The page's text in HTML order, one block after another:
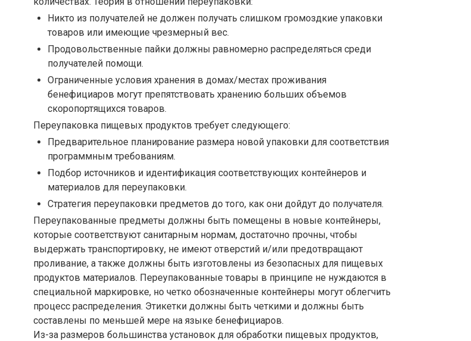
Никто из получателей не должен получать слишком громоздкие упаковки
товаров или имеющие чрезмерный вес.
Продовольственные пайки должны равномерно распределяться среди
получателей помощи.
Ограниченные условия хранения в домах/местах проживания
бенефициаров могут препятствовать хранению больших объемов
скоропортящихся товаров.
Переупаковка пищевых продуктов требует следующего:
Предварительное планирование размера новой упаковки для соответствия
программным требованиям.
Подбор источников и идентификация соответствующих контейнеров и
материалов для переупаковки.
Стратегия переупаковки предметов до того, как они дойдут до получателя.
Переупакованные предметы должны быть помещены в новые контейнеры,
которые соответствуют санитарным нормам, достаточно прочны, чтобы
выдержать транспортировку, не имеют отверстий и/или предотвращают
проливание, а также должны быть изготовлены из безопасных для пищевых
продуктов материалов. Переупакованные товары в принципе не нуждаются в
специальной маркировке, но четко обозначенные контейнеры могут облегчить
процесс распределения. Этикетки должны быть четкими и должны быть
составлены по меньшей мере на языке бенефициаров.
Из-за размеров большинства установок для обработки пищевых продуктов,